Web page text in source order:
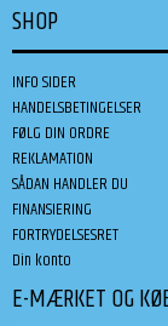
SHOP
INFO SIDER
HANDELSBETINGELSER
FØLG DIN ORDRE
REKLAMATION
SÅDAN HANDLER DU
FINANSIERING
FORTRYDELSESRET
Din konto
E-MÆRKET OG